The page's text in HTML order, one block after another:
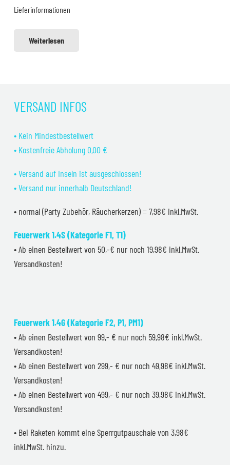
Lieferinformationen
Weiterlesen
VERSAND INFOS
• Kein Mindestbestellwert
• Kostenfreie Abholung 0,00 €
• Versand auf Inseln ist ausgeschlossen!
• Versand nur innerhalb Deutschland!
• normal (Party Zubehör, Räucherkerzen) = 7,98€ inkl.MwSt.
Feuerwerk 1.4S (Kategorie F1, T1)
• Ab einen Bestellwert von 50,-€ nur noch 19,98€ inkl.MwSt.
Versandkosten!
Feuerwerk 1.4G (Kategorie F2, P1, PM1)
• Ab einen Bestellwert von 99,- € nur noch 59,98€ inkl.MwSt.
Versandkosten!
• Ab einen Bestellwert von 299,- € nur noch 49,98€ inkl.MwSt.
Versandkosten!
• Ab einen Bestellwert von 499,- € nur noch 39,98€ inkl.MwSt.
Versandkosten!
• Bei Raketen kommt eine Sperrgutpauschale von 3,98€
inkl.MwSt. hinzu.